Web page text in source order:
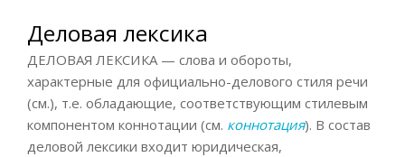
Деловая лексика
ДЕЛОВАЯ ЛЕКСИКА — слова и обороты,
характерные для официально-делового стиля речи
(см.), т.е. обладающие, соответствующим стилевым
компонентом коннотации (см. коннотация). В состав
деловой лексики входит юридическая,